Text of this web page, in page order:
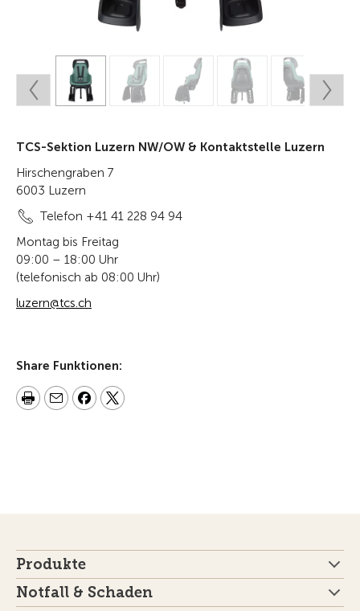
TCS-Sektion Luzern NW/OW & Kontaktstelle Luzern
Hirschengraben 7
6003 Luzern
Telefon +41 41 228 94 94
Montag bis Freitag
09:00 – 18:00 Uhr
(telefonisch ab 08:00 Uhr)
luzern@tcs.ch
Share Funktionen:
Produkte
Notfall & Schaden